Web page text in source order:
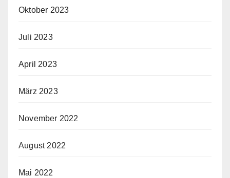
Oktober 2023
Juli 2023
April 2023
März 2023
November 2022
August 2022
Mai 2022